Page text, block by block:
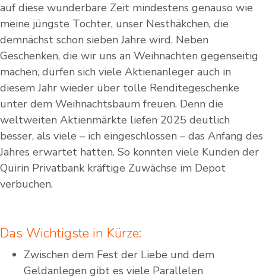
auf diese wunderbare Zeit mindestens genauso wie
meine jüngste Tochter, unser Nesthäkchen, die
demnächst schon sieben Jahre wird. Neben
Geschenken, die wir uns an Weihnachten gegenseitig
machen, dürfen sich viele Aktienanleger auch in
diesem Jahr wieder über tolle Renditegeschenke
unter dem Weihnachtsbaum freuen. Denn die
weltweiten Aktienmärkte liefen 2025 deutlich
besser, als viele – ich eingeschlossen – das Anfang des
Jahres erwartet hatten. So konnten viele Kunden der
Quirin Privatbank kräftige Zuwächse im Depot
verbuchen.
Das Wichtigste in Kürze:
Zwischen dem Fest der Liebe und dem
Geldanlegen gibt es viele Parallelen